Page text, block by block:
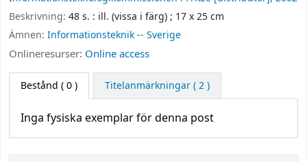
Beskrivning: 48 s. : ill. (vissa i färg) ; 17 x 25 cm
Ämnen: Informationsteknik -- Sverige
Onlineresurser: Online access
Bestånd ( 0 ) Titelanmärkningar ( 2 )
Inga fysiska exemplar för denna post